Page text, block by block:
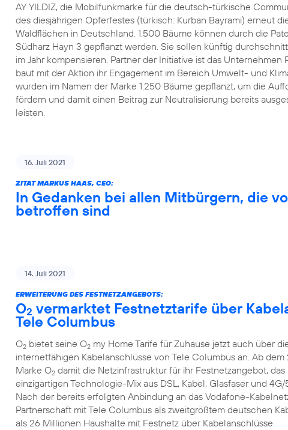
AY YILDIZ, die Mobilfunkmarke für die deutsch-türkische
des diesjährigen Opferfestes (türkisch: Kurban Bayrami) erneut
Waldflächen in Deutschland. 1.500 Bäume können durch die
Südharz Hayn 3 gepflanzt werden. Sie sollen künftig
im Jahr kompensieren. Partner der Initiative ist das Unternehmen
baut mit der Aktion ihr Engagement im Bereich Umwelt- und
wurden im Namen der Marke 1.250 Bäume gepflanzt, um die
fördern und damit einen Beitrag zur Neutralisierung bereits
leisten.
16. Juli 2021
ZITAT MARKUS HAAS, CEO:
In Gedanken bei allen Mitbürgern, die
betroffen sind
14. Juli 2021
ERWEITERUNG DES FESTNETZANGEBOTS:
O2 vermarktet Festnetztarife über
Tele Columbus
O2 bietet seine O2 my Home Tarife für Zuhause jetzt auch über
internetfähigen Kabelanschlüsse von Tele Columbus an. Ab dem
Marke O2 damit die Netzinfrastruktur für ihr Festnetzangebot,
einzigartigen Technologie-Mix aus DSL, Kabel, Glasfaser und
Nach der bereits erfolgten Anbindung an das Vodafone-
Partnerschaft mit Tele Columbus als zweitgrößtem deutschen
als 26 Millionen Haushalte mit Festnetz über Kabelanschlüsse.